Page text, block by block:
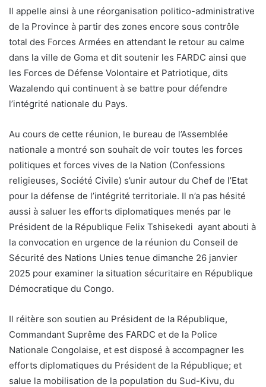
Il appelle ainsi à une réorganisation politico-administrative
de la Province à partir des zones encore sous contrôle
total des Forces Armées en attendant le retour au calme
dans la ville de Goma et dit soutenir les FARDC ainsi que
les Forces de Défense Volontaire et Patriotique, dits
Wazalendo qui continuent à se battre pour défendre
l’intégrité nationale du Pays.
Au cours de cette réunion, le bureau de l’Assemblée
nationale a montré son souhait de voir toutes les forces
politiques et forces vives de la Nation (Confessions
religieuses, Société Civile) s’unir autour du Chef de l’Etat
pour la défense de l’intégrité territoriale. Il n’a pas hésité
aussi à saluer les efforts diplomatiques menés par le
Président de la République Felix Tshisekedi ayant abouti à
la convocation en urgence de la réunion du Conseil de
Sécurité des Nations Unies tenue dimanche 26 janvier
2025 pour examiner la situation sécuritaire en République
Démocratique du Congo.
Il réitère son soutien au Président de la République,
Commandant Suprême des FARDC et de la Police
Nationale Congolaise, et est disposé à accompagner les
efforts diplomatiques du Président de la République; et
salue la mobilisation de la population du Sud-Kivu, du